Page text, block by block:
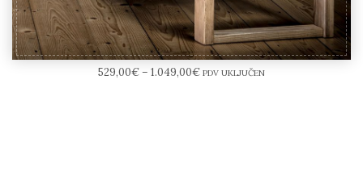
NOHrD TriaTrainer
529,00€– 1.049,00€ PDV UKLJUČEN